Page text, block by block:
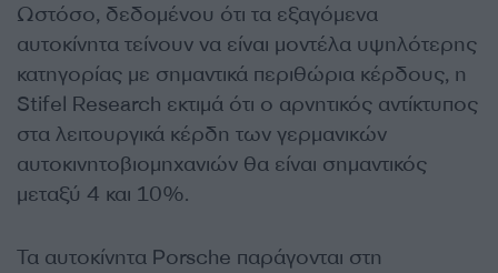
Ωστόσο, δεδομένου ότι τα εξαγόμενα
αυτοκίνητα τείνουν να είναι μοντέλα υψηλότερης
κατηγορίας με σημαντικά περιθώρια κέρδους, η
Stifel Research εκτιμά ότι ο αρνητικός αντίκτυπος
στα λειτουργικά κέρδη των γερμανικών
αυτοκινητοβιομηχανιών θα είναι σημαντικός
μεταξύ 4 και 10%.
Τα αυτοκίνητα Porsche παράγονται στη